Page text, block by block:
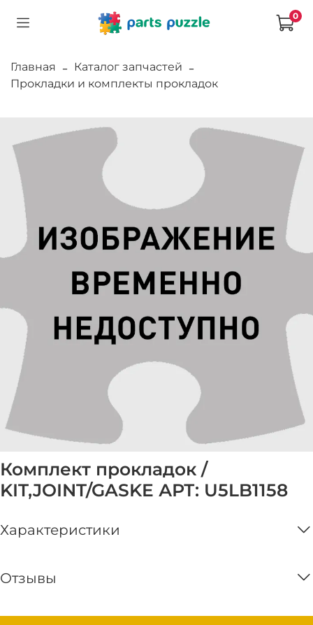
0
Главная
Каталог запчастей
Прокладки и комплекты прокладок
Комплект прокладок /
KIT,JOINT/GASKE АРТ: U5LB1158
Характеристики
Отзывы